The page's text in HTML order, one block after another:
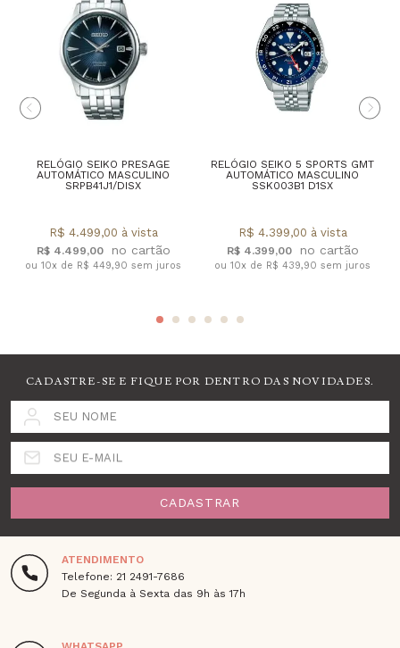
RELÓGIO SEIKO PRESAGE
AUTOMÁTICO MASCULINO
SRPB41J1/DISX
R$ 4.499,00
R$ 4.499,00 à vista
ou 10x de R$ 449,90 sem juros
RELÓGIO SEIKO 5 SPORTS GMT
AUTOMÁTICO MASCULINO
SSK003B1 D1SX
R$ 4.399,00
R$ 4.399,00 à vista
ou 10x de R$ 439,90 sem juros
CADASTRE-SE E FIQUE POR DENTRO DAS NOVIDADES.
SEU NOME
SEU E-MAIL
CADASTRAR
ATENDIMENTO
Telefone: 21 2491-7686
De Segunda à Sexta das 9h às 17h